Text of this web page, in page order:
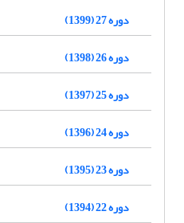
دوره 27 (1399)
دوره 26 (1398)
دوره 25 (1397)
دوره 24 (1396)
دوره 23 (1395)
دوره 22 (1394)